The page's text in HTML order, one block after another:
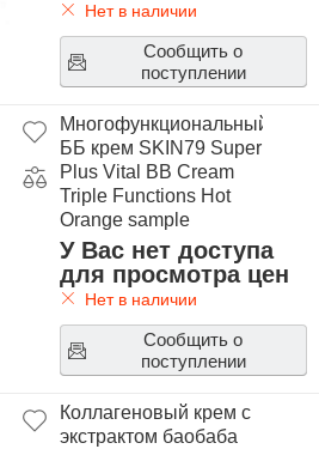
Нет в наличии
Сообщить о
поступлении
Многофункциональный
ББ крем SKIN79 Super
Plus Vital BB Cream
Triple Functions Hot
Orange sample
У Вас нет доступа
для просмотра цен
Нет в наличии
Сообщить о
поступлении
Коллагеновый крем с
экстрактом баобаба